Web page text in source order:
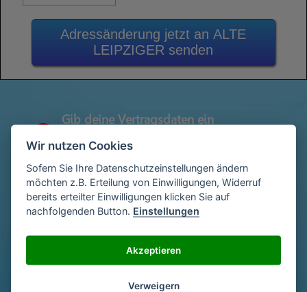
Adressänderung jetzt an ALTE
LEIPZIGER senden
Gib deine Vertragsdaten ein
Abrechnung)
2
Gib deinen Namen und deine Adresse
ein
Unterschriebe das Schreiben mit deinem
Namen oder lade eine Unterschrift hoch
Wir nutzen Cookies
Sofern Sie Ihre Datenschutzeinstellungen ändern
möchten z.B. Erteilung von Einwilligungen, Widerruf
bereits erteilter Einwilligungen klicken Sie auf
nachfolgenden Button. Einstellungen
Akzeptieren
Verweigern